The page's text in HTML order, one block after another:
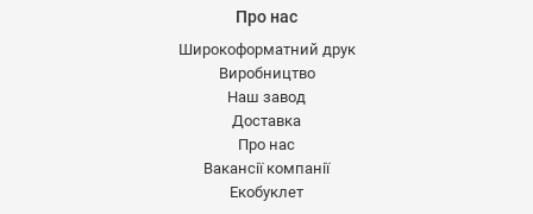
Про нас
Широкоформатний друк
Виробництво
Наш завод
Доставка
Про нас
Вакансії компанії
Екобуклет